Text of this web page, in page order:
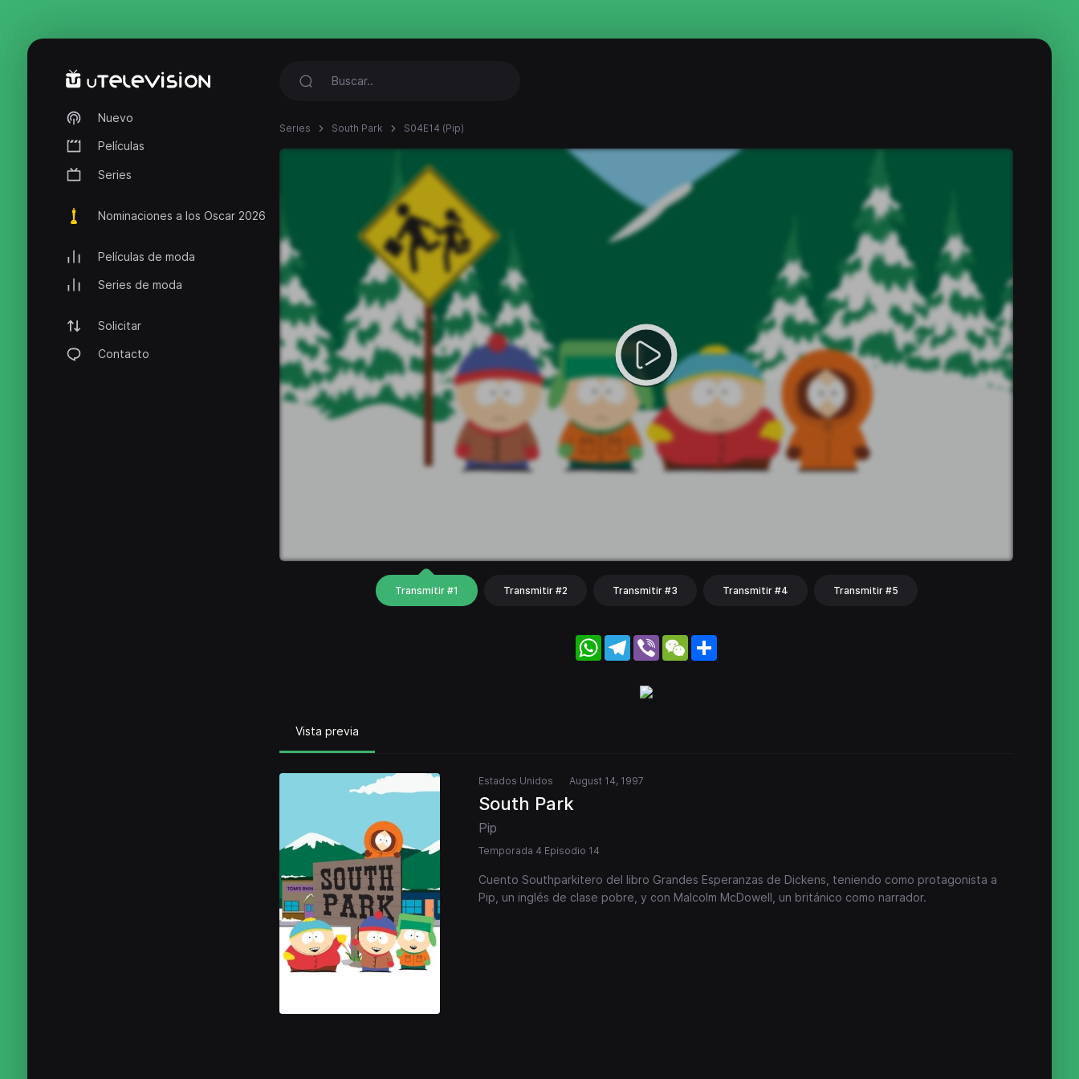
Nuevo
Películas
Series
Nominaciones a los Oscar 2026
Películas de moda
Series de moda
Solicitar
Contacto
Series South Park S04E14 (Pip)
Transmitir #1 Transmitir #2 Transmitir #3 Transmitir #4 Transmitir #5
WhatsApp
Telegram
Viber WeChat
Vista previa
Estados Unidos August 14, 1997
South Park
Pip
Temporada 4 Episodio 14
Cuento Southparkitero del libro Grandes Esperanzas de Dickens, teniendo como protagonista a
Pip, un inglés de clase pobre, y con Malcolm McDowell, un británico como narrador.